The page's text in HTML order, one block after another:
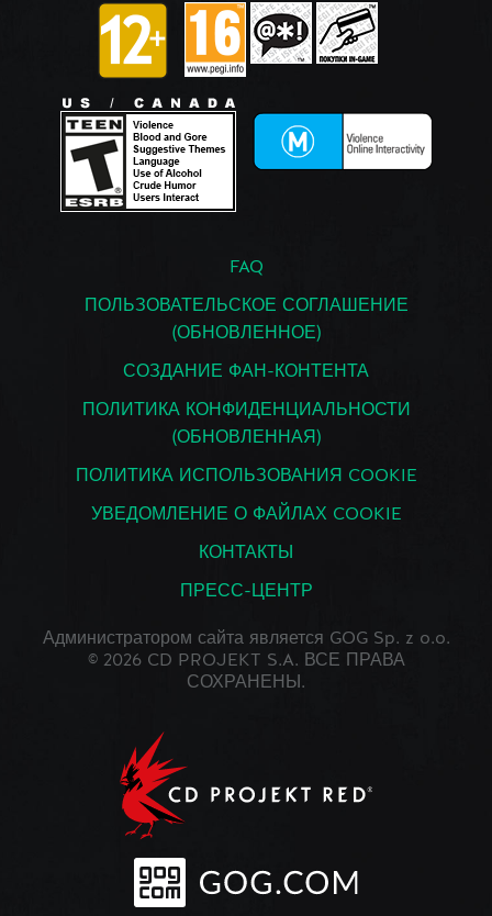
FAQ
ПОЛЬЗОВАТЕЛЬСКОЕ СОГЛАШЕНИЕ
(ОБНОВЛЕННОЕ)
СОЗДАНИЕ ФАН-КОНТЕНТА
ПОЛИТИКА КОНФИДЕНЦИАЛЬНОСТИ
(ОБНОВЛЕННАЯ)
ПОЛИТИКА ИСПОЛЬЗОВАНИЯ COOKIE
УВЕДОМЛЕНИЕ О ФАЙЛАХ COOKIE
КОНТАКТЫ
ПРЕСС-ЦЕНТР
Администратором сайта является GOG Sp. z o.o.
© 2026 CD PROJEKT S.A. ВСЕ ПРАВА
СОХРАНЕНЫ.